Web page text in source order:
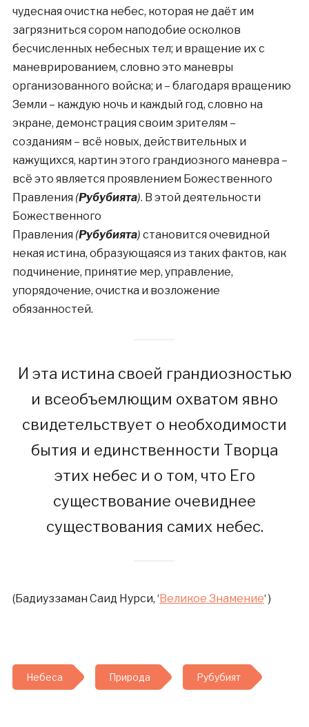
чудесная очистка небес, которая не даёт им
загрязниться сором наподобие осколков
бесчисленных небесных тел; и вращение их с
маневрированием, словно это маневры
организованного войска; и – благодаря вращению
Земли – каждую ночь и каждый год, словно на
экране, демонстрация своим зрителям –
созданиям – всё новых, действительных и
кажущихся, картин этого грандиозного маневра –
всё это является проявлением Божественного
Правления (Рубубията). В этой деятельности
Божественного
Правления (Рубубията) становится очевидной
некая истина, образующаяся из таких фактов, как
подчинение, принятие мер, управление,
упорядочение, очистка и возложение
обязанностей.
И эта истина своей грандиозностью
и всеобъемлющим охватом явно
свидетельствует о необходимости
бытия и единственности Творца
этих небес и о том, что Его
существование очевиднее
существования самих небес.
(Бадиуззаман Саид Нурси, ‘Великое Знамение‘ )
Небеса Природа Рубубият